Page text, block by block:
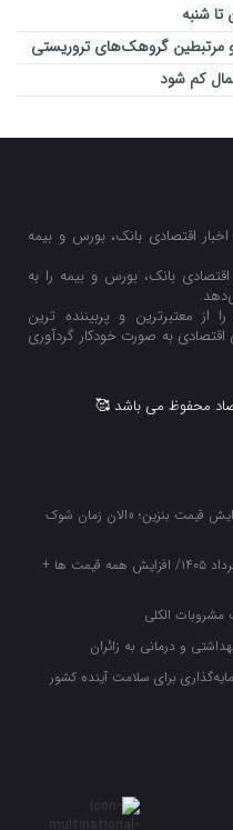
شنبه
کم شود
اقتصادی بانک، بورس و بیمه
بانک، بورس و بیمه را به
از معتبرترین و پربیننده ترین
اقتصادی به صورت خودکار گردآوری
محفوظ می باشد 🥰
قیمت بنزین؛ «الان زمان شوک
قیمت طلا و سکه امروز پنجشنبه ۱۵مرداد ۱۴۰۵/ افزایش همه قیمت ها +
الکلی
برای سلامت آینده کشور